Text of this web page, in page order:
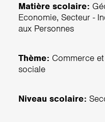
Matière scolaire:
Economie, Secteur -
aux Personnes
Thème: Commerce
sociale
Niveau scolaire: